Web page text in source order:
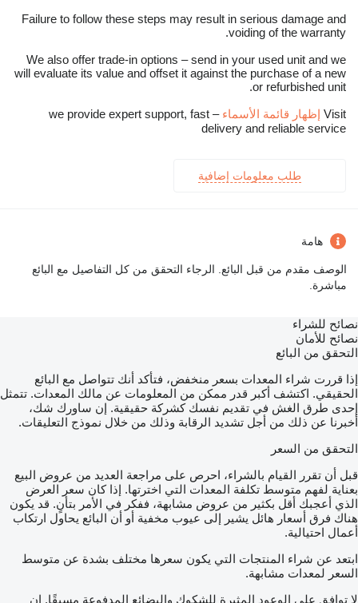
Failure to follow these steps may result in serious damage and
voiding of the warranty.
We also offer trade-in options – send in your used unit and we
will evaluate its value and offset it against the purchase of a new
or refurbished unit.
Visit إظهار قائمة الأسماء
– we provide expert support, fast
delivery and reliable service
طلب معلومات إضافية
هامة
الوصف مقدم من قبل البائع. الرجاء التحقق من كل التفاصيل مع البائع
مباشرة.
نصائح للشراء
نصائح للأمان
التحقق من البائع
إذا قررت شراء المعدات بسعر منخفض، فتأكد أنك تتواصل مع البائع
الحقيقي. اكتشف أكبر قدر ممكن من المعلومات عن مالك المعدات. تتمثل
إحدى طرق الغش في تقديم نفسك كشركة حقيقية. إن ساورك شك،
أخبرنا عن ذلك من أجل تشديد الرقابة وذلك من خلال نموذج التعليقات.
التحقق من السعر
قبل أن تقرر القيام بالشراء، احرص على مراجعة العديد من عروض البيع
بعناية لفهم متوسط تكلفة المعدات التي اخترتها. إذا كان سعر العرض
الذي أعجبك أقل بكثير من عروض مشابهة، ففكر في الأمر بتأنٍ. قد يكون
هناك فرق أسعار هائل يشير إلى عيوب مخفية أو أن البائع يحاول ارتكاب
أعمال احتيالية.
ابتعد عن شراء المنتجات التي يكون سعرها مختلف بشدة عن متوسط
السعر لمعدات مشابهة.
لا توافق على الوعود المثيرة للشكوك والبضائع المدفوعة مسبقًا. إن